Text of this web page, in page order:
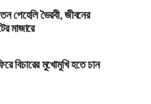
পেহেলি ভৈরবী, জীবনের
মাজারে
বিচারের মুখোমুখি হতে চান